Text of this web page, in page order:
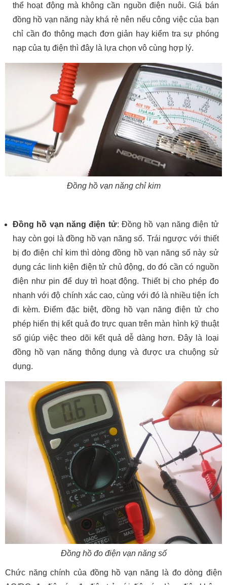
thể hoạt động mà không cần nguồn điện nuôi. Giá bán
đồng hồ vạn năng này khá rẻ nên nếu công việc của bạn
chỉ cần đo thông mạch đơn giản hay kiểm tra sự phóng
nạp của tụ điện thì đây là lựa chọn vô cùng hợp lý.
Đồng hồ vạn năng chỉ kim
Đồng hồ vạn năng điện tử: Đồng hồ vạn năng điện tử
hay còn gọi là đồng hồ vạn năng số. Trái ngược với thiết
bị đo điện chỉ kim thì dòng đồng hồ vạn năng số này sử
dụng các linh kiện điện tử chủ động, do đó cần có nguồn
điện như pin để duy trì hoạt động. Thiết bị cho phép đo
nhanh với độ chính xác cao, cùng với đó là nhiều tiện ích
đi kèm. Điểm đặc biệt, đồng hồ vạn năng điện tử cho
phép hiển thị kết quả đo trực quan trên màn hình kỹ thuật
số giúp việc theo dõi kết quả dễ dàng hơn. Đây là loại
đồng hồ vạn năng thông dụng và được ưa chuộng sử
dụng.
Đồng hồ đo điện vạn năng số
Chức năng chính của đồng hồ vạn năng là đo dòng điện